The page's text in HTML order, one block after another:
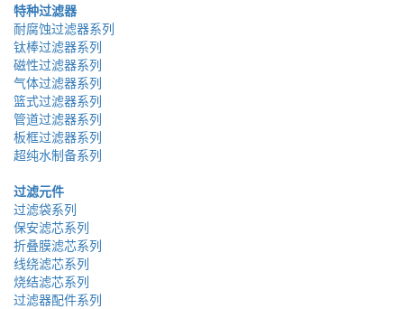
特种过滤器
耐腐蚀过滤器系列
钛棒过滤器系列
磁性过滤器系列
气体过滤器系列
篮式过滤器系列
管道过滤器系列
板框过滤器系列
超纯水制备系列
过滤元件
过滤袋系列
保安滤芯系列
折叠膜滤芯系列
线绕滤芯系列
烧结滤芯系列
过滤器配件系列